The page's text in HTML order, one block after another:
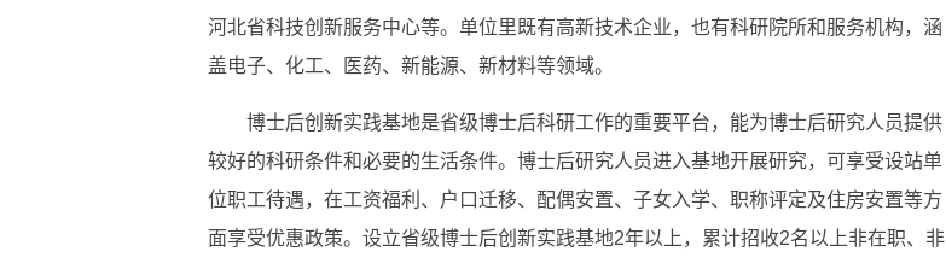
河北省科技创新服务中心等。单位里既有高新技术企业，也有科研院所和服务机构，涵
盖电子、化工、医药、新能源、新材料等领域。
博士后创新实践基地是省级博士后科研工作的重要平台，能为博士后研究人员提供
较好的科研条件和必要的生活条件。博士后研究人员进入基地开展研究，可享受设站单
位职工待遇，在工资福利、户口迁移、配偶安置、子女入学、职称评定及住房安置等方
面享受优惠政策。设立省级博士后创新实践基地2年以上，累计招收2名以上非在职、非